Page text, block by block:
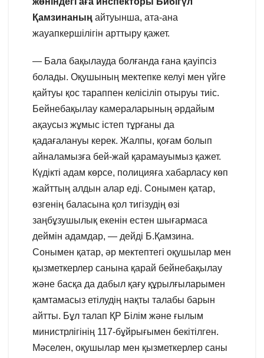
Қамзинаның айтуынша, ата-ана
жауапкершілігін арттыру қажет.
— Бала бақылауда болғанда ғана қауіпсіз
болады. Оқушының мектепке келуі мен үйге
қайтуы қос тараппен келісіліп отыруы тиіс.
Бейнебақылау камераларының әрдайым
ақаусыз жұмыс істеп тұрғаны да
қадағалануы керек. Жалпы, қоғам болып
айналамызға бей-жай қарамауымыз қажет.
Күдікті адам көрсе, полицияға хабарласу көп
жайттың алдын алар еді. Сонымен қатар,
өзгенің баласына қол тигізудің өзі
заңбұзушылық екенін естен шығармаса
деймін адамдар, — дейді Б.Қамзина.
Сонымен қатар, әр мектептегі оқушылар мен
қызметкерлер санына қарай бейнебақылау
және басқа да дабыл қағу құрылғыларымен
қамтамасыз етілудің нақты талабы барын
айтты. Бұл талап ҚР Білім және ғылым
министрлігінің 117-бұйрығымен бекітілген.
Мәселен, оқушылар мен қызметкерлер саны